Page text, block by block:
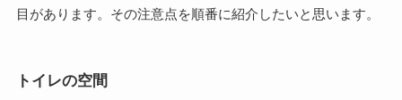
目があります。その注意点を順番に紹介したいと思います。
トイレの空間